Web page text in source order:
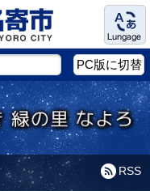
Language
PC版に切替
RSS